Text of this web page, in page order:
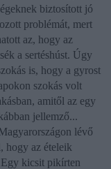
biztosított jó
problémát, mert
az, hogy az
a sertéshúst. Úgy
is, hogy a gyrost
szokás volt
amitől az egy
jellemző...
lévő
hogy az ételeik
kicsit pikírten